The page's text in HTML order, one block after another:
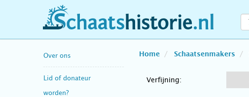
schaatshistorie.nl
Over ons
Lid of donateur
worden?
Home Schaatsenmakers
Verfijning: